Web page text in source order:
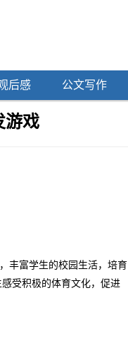
后感 公文写作
游戏
丰富学生的校园生活，培育
受积极的体育文化，促进